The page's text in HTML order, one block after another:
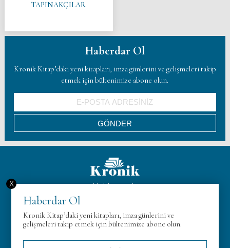
TAPINAKÇILAR
Haberdar Ol
Kronik Kitap’daki yeni kitapları, imza günlerini ve gelişmeleri takip
etmek için bültenimize abone olun.
Hakkımızda
Gizlilik Politikası
İletişim
Haberdar Ol
Kronik Kitap’daki yeni kitapları, imza günlerini ve
gelişmeleri takip etmek için bültenimize abone olun.
X